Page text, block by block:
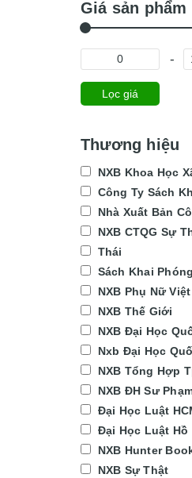
Giá sản phẩm
Lọc giá
Thương hiệu
NXB Khoa Học
Công Ty Sách
Nhà Xuất Bản
NXB CTQG Sự
Thái
Sách Khai Phóng
NXB Phụ Nữ
NXB Thế Giới
NXB Đại Học
Nxb Đại Học
NXB Tổng Hợp
NXB ĐH Sư
Đại Học Luật
Đại Học Luật Hồ
NXB Hunter
NXB Sự Thật